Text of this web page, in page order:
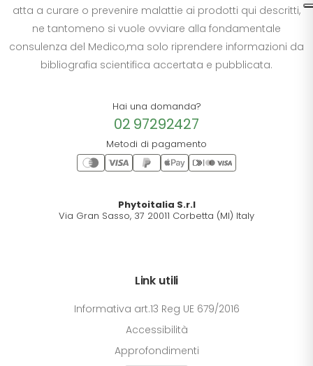
atta a curare o prevenire malattie ai prodotti qui descritti,
ne tantomeno si vuole ovviare alla fondamentale
consulenza del Medico,ma solo riprendere informazioni da
bibliografia scientifica accertata e pubblicata.
Hai una domanda?
02 97292427
Metodi di pagamento
Phytoitalia S.r.l
Via Gran Sasso, 37 20011 Corbetta (MI) Italy
Link utili
Informativa art.13 Reg UE 679/2016
Accessibilità
Approfondimenti